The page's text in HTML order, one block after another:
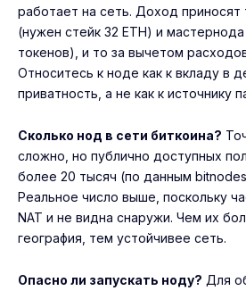
работает на сеть. Доход приносят
(нужен стейк 32 ETH) и
токенов), и то за вычетом
Относитесь к ноде как к вкладу в
приватность, а не как к источнику
Сколько нод в сети биткоина?
сложно, но публично доступных
более 20 тысяч (по данным
Реальное число выше, поскольку
NAT и не видна снаружи. Чем их
география, тем устойчивее сеть.
Опасно ли запускать ноду? Для